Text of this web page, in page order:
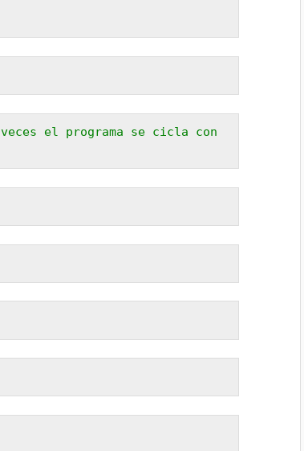
el programa se cicla con